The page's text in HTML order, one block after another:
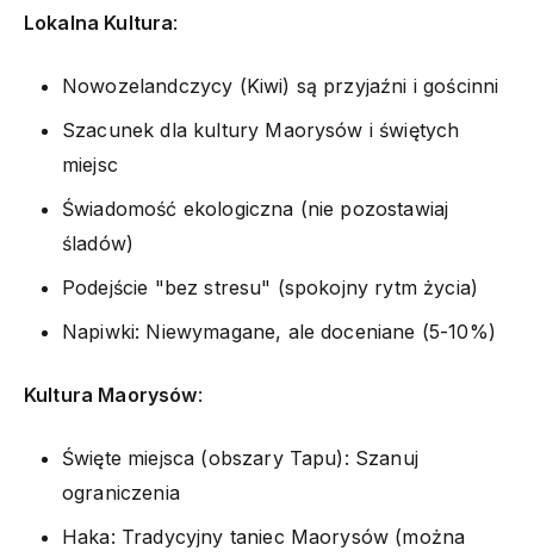
Lokalna Kultura:
Nowozelandczycy (Kiwi) są przyjaźni i gościnni
Szacunek dla kultury Maorysów i świętych
miejsc
Świadomość ekologiczna (nie pozostawiaj
śladów)
Podejście "bez stresu" (spokojny rytm życia)
Napiwki: Niewymagane, ale doceniane (5-10%)
Kultura Maorysów:
Święte miejsca (obszary Tapu): Szanuj
ograniczenia
Haka: Tradycyjny taniec Maorysów (można